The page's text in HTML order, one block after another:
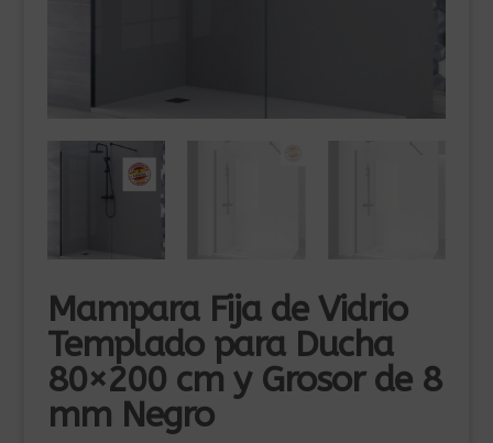
Mampara Fija de Vidrio
Templado para Ducha
80×200 cm y Grosor de 8
mm Negro